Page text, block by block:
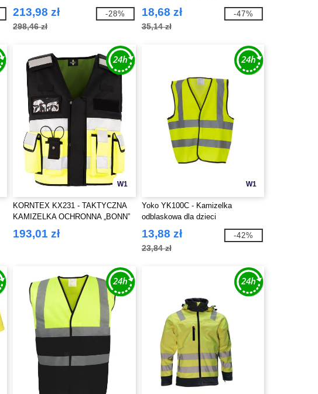
213,98 zł
298,46 zł
-28% 18,68 zł
35,14 zł
-47%
W1
KORNTEX KX231 - TAKTYCZNA
KAMIZELKA OCHRONNA „BONN”
193,01 zł
W1
Yoko YK100C - Kamizelka
odblaskowa dla dzieci
13,88 zł
23,84 zł
-42%